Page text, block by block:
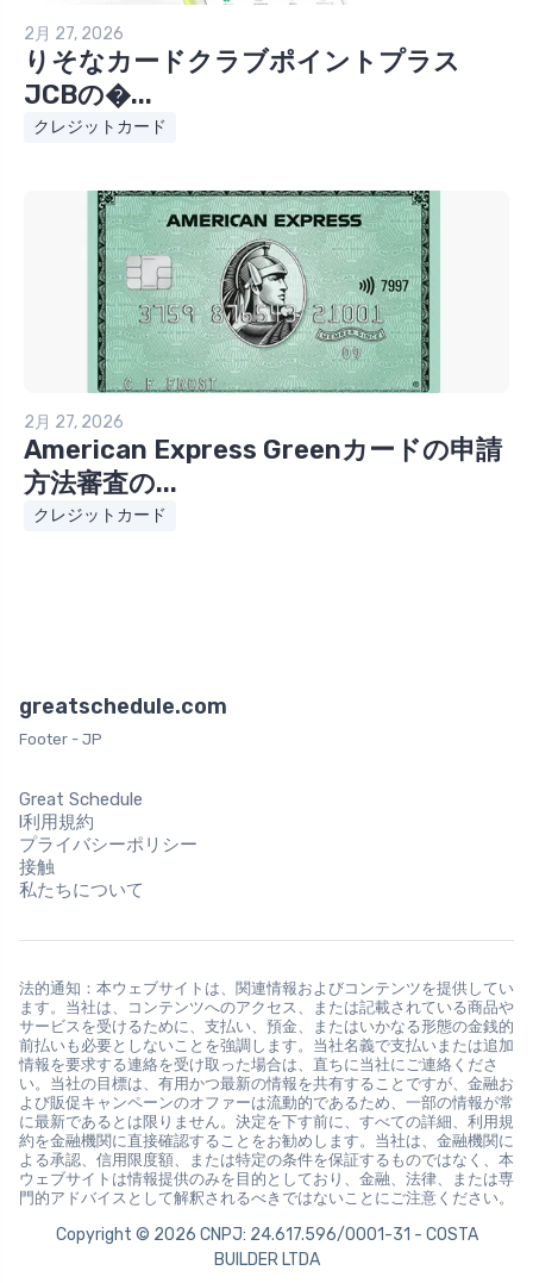
2月 27, 2026
りそなカードクラブポイントプラス
JCBの�...
クレジットカード
2月 27, 2026
American Express Greenカードの申請
方法審査の...
クレジットカード
greatschedule.com
Footer - JP
Great Schedule
l利用規約
プライバシーポリシー
接触
私たちについて
法的通知：本ウェブサイトは、関連情報およびコンテンツを提供してい
ます。当社は、コンテンツへのアクセス、または記載されている商品や
サービスを受けるために、支払い、預金、またはいかなる形態の金銭的
前払いも必要としないことを強調します。当社名義で支払いまたは追加
情報を要求する連絡を受け取った場合は、直ちに当社にご連絡くださ
い。当社の目標は、有用かつ最新の情報を共有することですが、金融お
よび販促キャンペーンのオファーは流動的であるため、一部の情報が常
に最新であるとは限りません。決定を下す前に、すべての詳細、利用規
約を金融機関に直接確認することをお勧めします。当社は、金融機関に
よる承認、信用限度額、または特定の条件を保証するものではなく、本
ウェブサイトは情報提供のみを目的としており、金融、法律、または専
門的アドバイスとして解釈されるべきではないことにご注意ください。
Copyright © 2026 CNPJ: 24.617.596/0001-31 - COSTA
BUILDER LTDA